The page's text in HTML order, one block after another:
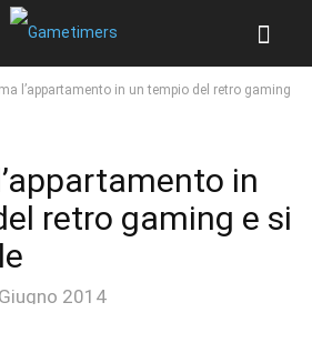
l’appartamento in un tempio del retro gaming
in
retro gaming e si
2014